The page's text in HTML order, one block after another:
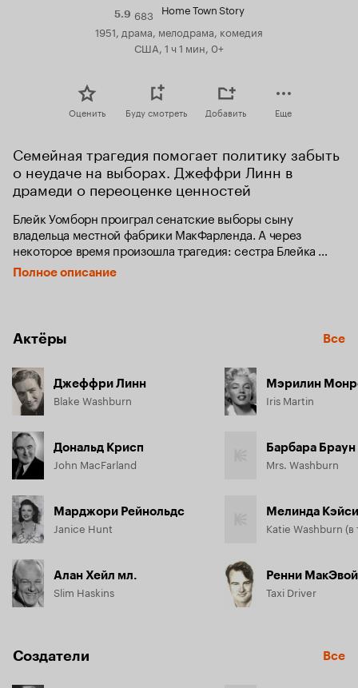
5.9Рейтинг
5.9
683 Home Town Story
1951, драма, мелодрама, комедия
США, 1 ч 1 мин, 0+
Оценить Буду смотреть Добавить Еще
Семейная трагедия помогает политику забыть
о неудаче на выборах. Джеффри Линн в
драмеди о переоценке ценностей
Блейк Уомборн проиграл сенатские выборы сыну
владельца местной фабрики МакФарленда. А через
некоторое время произошла трагедия: сестра Блейка
провалилась в заброшенную шахту. Спасение девочки, в
котором не последнюю роль сыграл МакФарленд,
Полное описание
Актёры Все
Джеффри Линн
Blake Washburn
Дональд Крисп
John MacFarland
Марджори Рейнольдс
Janice Hunt
Алан Хейл мл.
Slim Haskins
Мэрилин
Iris Martin
Барбара Браун
Mrs. Washburn
Мелинда Кэйси
Ренни МакЭвой
Taxi Driver
Создатели Все